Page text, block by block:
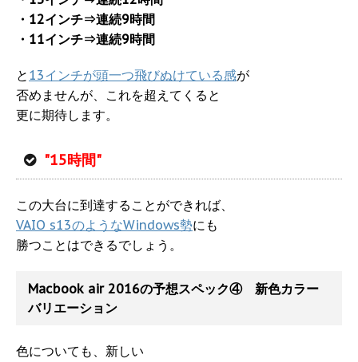
・12インチ⇒連続9時間
・11インチ⇒連続9時間
と 13インチが頭一つ飛びぬけている感が
否めませんが、これを超えてくると
更に期待します。
"15時間"
この大台に到達することができれば、
VAIO s13のようなWindows勢にも
勝つことはできるでしょう。
Macbook air 2016の予想スペック④ 新色カラー
バリエーション
色についても、新しい